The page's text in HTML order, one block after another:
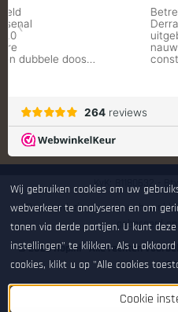
Shooting Technology -
SuperTrickler
Tier One Bipods
True Flite
Ugly Reloading - Derraco
Vortex Optics
KvK: 81180632 -
De waardering van www.hop.nl
gebaseerd
© 2026 Hop.nl - Alle rechten
Wij gebruiken cookies om uw
webverkeer te analyseren en om
tonen via derde partijen. U kunt
instellingen" te klikken. Als u
cookies, klikt u op "Alle cookies
Cookie